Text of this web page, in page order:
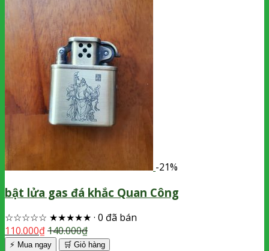
-21%
bật lửa gas đá khắc Quan Công
☆☆☆☆☆ ★★★★★ · 0 đã bán
110.000₫140.000₫
⚡ Mua ngay 🛒 Giỏ hàng